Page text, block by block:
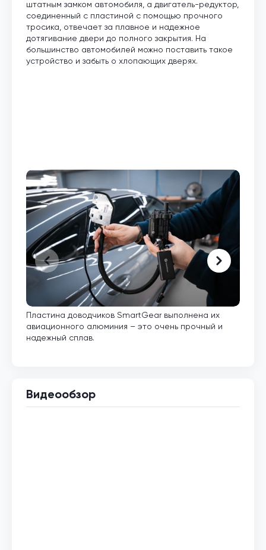
штатным замком автомобиля, а двигатель-редуктор,
соединенный с пластиной с помощью прочного
тросика, отвечает за плавное и надежное
дотягивание двери до полного закрытия. На
большинство автомобилей можно поставить такое
устройство и забыть о хлопающих дверях.
Пластина доводчиков SmartGear выполнена их
авиационного алюминия – это очень прочный и
надежный сплав.
Видеообзор